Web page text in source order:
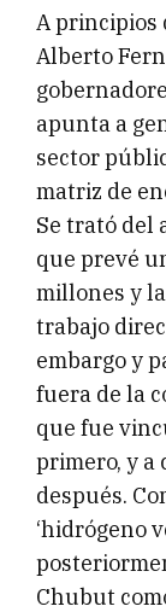
A principios
Alberto
apunta a
sector
matriz de
Se trató del
que prevé
millones y
trabajo
embargo y
fuera de la
que fue
primero, y a
después.
‘hidrógeno
Chubut